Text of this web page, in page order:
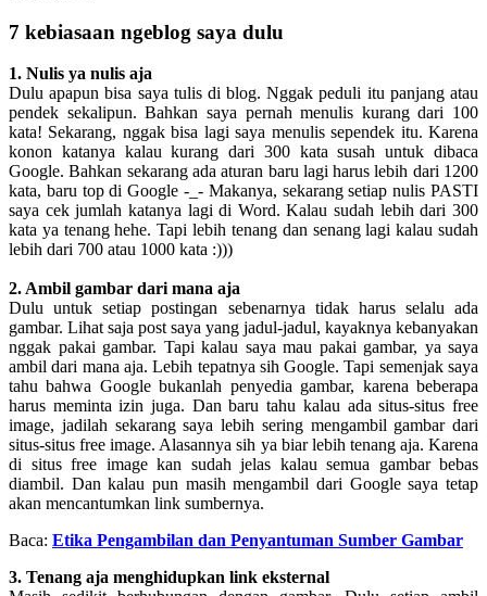
7 kebiasaan ngeblog saya dulu
1. Nulis ya nulis aja
Dulu apapun bisa saya tulis di blog. Nggak peduli itu panjang atau
pendek sekalipun. Bahkan saya pernah menulis kurang dari 100
kata! Sekarang, nggak bisa lagi saya menulis sependek itu. Karena
konon katanya kalau kurang dari 300 kata susah untuk dibaca
Google. Bahkan sekarang ada aturan baru lagi harus lebih dari 1200
kata, baru top di Google -_- Makanya, sekarang setiap nulis PASTI
saya cek jumlah katanya lagi di Word. Kalau sudah lebih dari 300
kata ya tenang hehe. Tapi lebih tenang dan senang lagi kalau sudah
lebih dari 700 atau 1000 kata :)))
2. Ambil gambar dari mana aja
Dulu untuk setiap postingan sebenarnya tidak harus selalu ada
gambar. Lihat saja post saya yang jadul-jadul, kayaknya kebanyakan
nggak pakai gambar. Tapi kalau saya mau pakai gambar, ya saya
ambil dari mana aja. Lebih tepatnya sih Google. Tapi semenjak saya
tahu bahwa Google bukanlah penyedia gambar, karena beberapa
harus meminta izin juga. Dan baru tahu kalau ada situs-situs free
image, jadilah sekarang saya lebih sering mengambil gambar dari
situs-situs free image. Alasannya sih ya biar lebih tenang aja. Karena
di situs free image kan sudah jelas kalau semua gambar bebas
diambil. Dan kalau pun masih mengambil dari Google saya tetap
akan mencantumkan link sumbernya.
Baca: Etika Pengambilan dan Penyantuman Sumber Gambar
3. Tenang aja menghidupkan link eksternal